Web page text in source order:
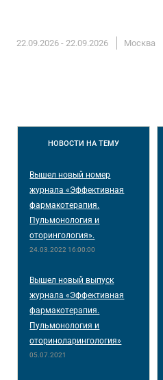
22.09.2026 - 22.09.2026 Москва
НОВОСТИНА ТЕМУ
Вышел новый номер
журнала «Эффективная
фармакотерапия.
Пульмонология и
оторингология».
24.03.2022 16:00:00
Вышел новый выпуск
журнала «Эффективная
фармакотерапия.
Пульмонология и
оториноларингология»
05.07.2021